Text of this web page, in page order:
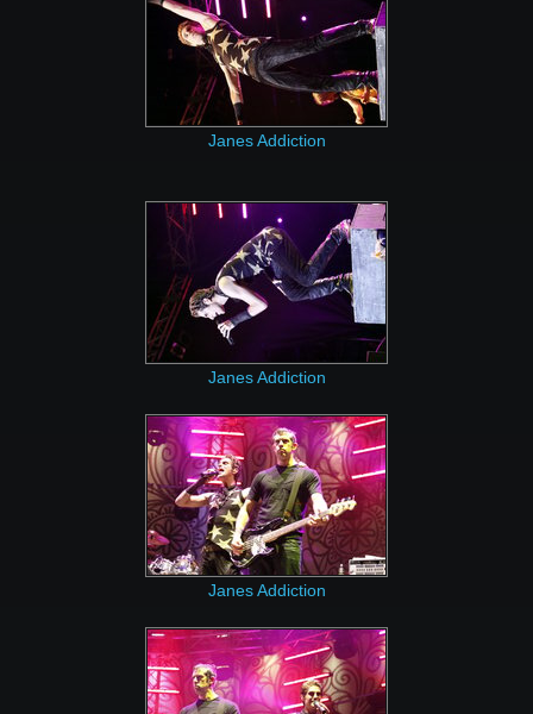
Janes Addiction
Janes Addiction
Janes Addiction